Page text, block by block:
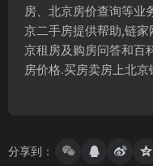
房、北京房价查询等业
京二手房提供帮助,链
京租房及购房问答和百
房价格.买房卖房上北
分享到：